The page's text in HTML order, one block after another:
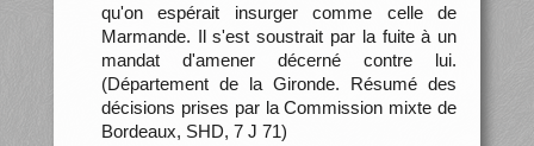
qu'on espérait insurger comme celle de
Marmande. Il s'est soustrait par la fuite à un
mandat d'amener décerné contre lui.
(Département de la Gironde. Résumé des
décisions prises par la Commission mixte de
Bordeaux, SHD, 7 J 71)